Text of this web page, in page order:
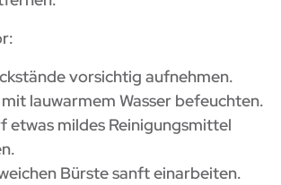
vorsichtig aufnehmen.
lauwarmem Wasser befeuchten.
etwas mildes Reinigungsmittel
Bürste sanft einarbeiten.